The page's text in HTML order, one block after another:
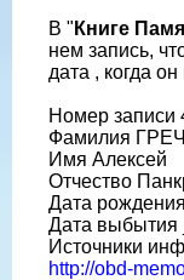
В " Книге
нем запись,
дата , когда
Номер записи
Фамилия
Имя Алексей
Отчество
Дата
Дата выбытия
Источники
http://obd-